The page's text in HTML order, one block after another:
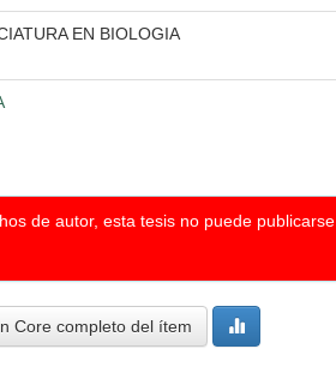
EN BIOLOGIA
de autor, esta tesis no puede
Core completo del ítem